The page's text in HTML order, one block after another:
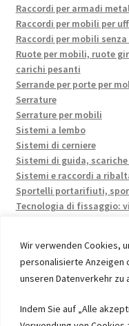
Wir verwenden Cookies,
personalisierte Anzeigen
unseren Datenverkehr zu
Indem Sie auf „Alle
Raccordi per armadi
Raccordi per mobili per
Raccordi per mobili
Ruote per mobili, ruote
carichi pesanti
Serrande per porte per
Serrature
Serrature per mobili
Sistemi a lembo
Sistemi di cerniere
Sistemi di guida,
Sistemi e raccordi a
Sportelli portarifiuti,
Tecnologia di fissaggio:
© 2026 by UMAXO
High quality Fittings,